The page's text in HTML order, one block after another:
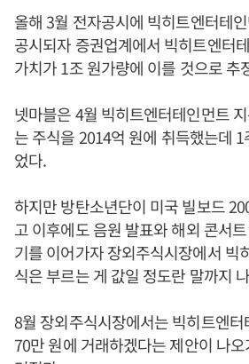
올해 3월 전자공시에 빅히트엔터테
공시되자 증권업계에서 빅히트엔터
가치가 1조 원가량에 이를 것으로 추
넷마블은 4월 빅히트엔터테인먼트
는 주식을 2014억 원에 취득했는데
었다.
하지만 방탄소년단이 미국 빌보드
고 이후에도 음원 발표와 해외 콘서
기를 이어가자 장외주식시장에서 빅
식은 부르는 게 값일 정도란 말까지
8월 장외주식시장에서는 빅히트엔
70만 원에 거래하겠다는 제안이 나